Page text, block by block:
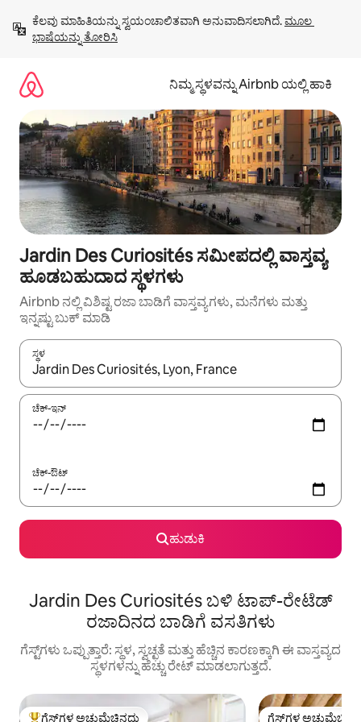
ಹೋಗಿ
ಕೆಲವು ಮಾಹಿತಿಯನ್ನು ಸ್ವಯಂಚಾಲಿತವಾಗಿ ಅನುವಾದಿಸಲಾಗಿದೆ. ಮೂಲ
ಭಾಷೆಯನ್ನು ತೋರಿಸಿ
ನಿಮ್ಮ ಸ್ಥಳವನ್ನು Airbnb ಯಲ್ಲಿ ಹಾಕಿ
Jardin Des Curiosités ಸಮೀಪದಲ್ಲಿ ವಾಸ್ತವ್ಯ
ಹೂಡಬಹುದಾದ ಸ್ಥಳಗಳು
Airbnb ನಲ್ಲಿ ವಿಶಿಷ್ಟ ರಜಾ ಬಾಡಿಗೆ ವಾಸ್ತವ್ಯಗಳು, ಮನೆಗಳು ಮತ್ತು
ಇನ್ನಷ್ಟು ಬುಕ್ ಮಾಡಿ
ಸ್ಥಳ
ಫಲಿತಾಂಶಗಳು ಲಭ್ಯವಿರುವಾಗ, ಅಪ್ ಮತ್ತು ಡೌನ್ ಬಾಣದ ಕೀಲಿಗಳೊಂದಿಗೆ
ಚೆಕ್-ಇನ್
ಚೆಕ್-ಔಟ್
ಹುಡುಕಿ
Jardin Des Curiosités ಬಳಿ ಟಾಪ್-ರೇಟೆಡ್
ರಜಾದಿನದ ಬಾಡಿಗೆ ವಸತಿಗಳು
ಗೆಸ್ಟ್‌ಗಳು ಒಪ್ಪುತ್ತಾರೆ: ಸ್ಥಳ, ಸ್ವಚ್ಛತೆ ಮತ್ತು ಹೆಚ್ಚಿನ ಕಾರಣಕ್ಕಾಗಿ ಈ ವಾಸ್ತವ್ಯದ
ಸ್ಥಳಗಳನ್ನು ಹೆಚ್ಚು ರೇಟ್ ಮಾಡಲಾಗುತ್ತದೆ.
ಗೆಸ್ಟ್‌ಗಳ ಅಚ್ಚುಮೆಚ್ಚಿನದು ಗೆಸ್ಟ್‌ಗಳ